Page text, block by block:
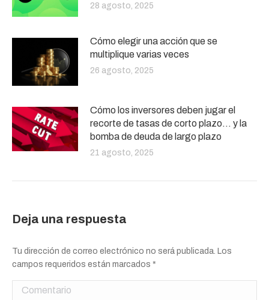
28 agosto, 2025
Cómo elegir una acción que se
multiplique varias veces
26 agosto, 2025
Cómo los inversores deben jugar el
recorte de tasas de corto plazo… y la
bomba de deuda de largo plazo
21 agosto, 2025
Deja una respuesta
Tu dirección de correo electrónico no será publicada. Los
campos requeridos están marcados *
Comentario